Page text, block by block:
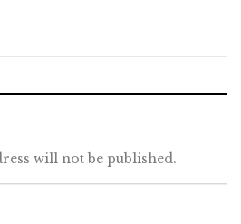
will not be published.